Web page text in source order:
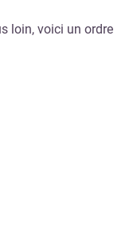
loin, voici un ordre